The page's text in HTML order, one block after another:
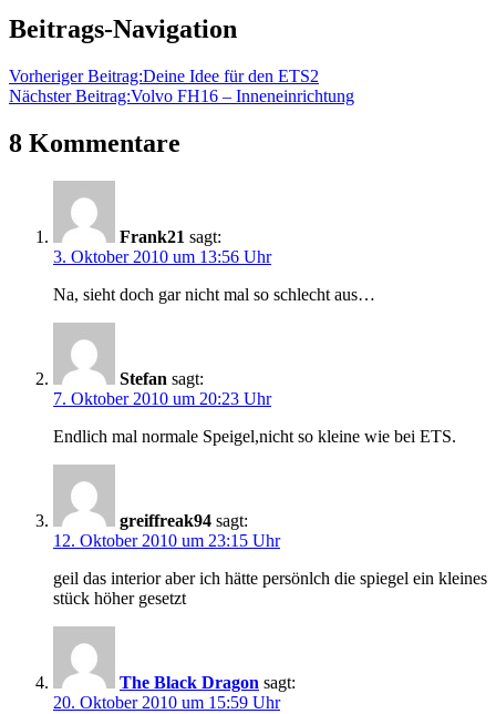
Beitrags-Navigation
Vorheriger Beitrag:Deine Idee für den ETS2
Nächster Beitrag:Volvo FH16 – Inneneinrichtung
8 Kommentare
Frank21 sagt:
3. Oktober 2010 um 13:56 Uhr
Na, sieht doch gar nicht mal so schlecht aus…
Stefan sagt:
7. Oktober 2010 um 20:23 Uhr
Endlich mal normale Speigel,nicht so kleine wie bei ETS.
greiffreak94 sagt:
12. Oktober 2010 um 23:15 Uhr
geil das interior aber ich hätte persönlch die spiegel ein kleines
stück höher gesetzt
The Black Dragon sagt:
20. Oktober 2010 um 15:59 Uhr